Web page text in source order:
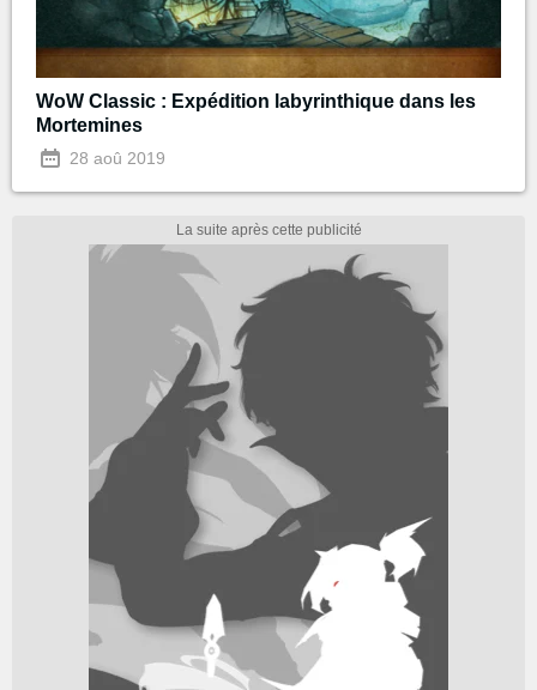
WoW Classic : Expédition labyrinthique dans les
Mortemines
28 aoû 2019